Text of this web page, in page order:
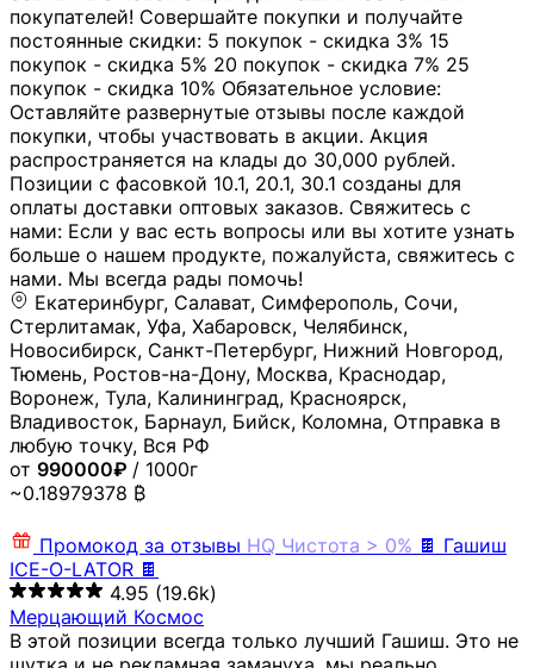
покупателей! Совершайте покупки и получайте
постоянные скидки: 5 покупок - скидка 3% 15
покупок - скидка 5% 20 покупок - скидка 7% 25
покупок - скидка 10% Обязательное условие:
Оставляйте развернутые отзывы после каждой
покупки, чтобы участвовать в акции. Акция
распространяется на клады до 30,000 рублей.
Позиции с фасовкой 10.1, 20.1, 30.1 созданы для
оплаты доставки оптовых заказов. Свяжитесь с
нами: Если у вас есть вопросы или вы хотите узнать
больше о нашем продукте, пожалуйста, свяжитесь с
нами. Мы всегда рады помочь!
Екатеринбург, Салават, Симферополь, Сочи,
Стерлитамак, Уфа, Хабаровск, Челябинск,
Новосибирск, Санкт-Петербург, Нижний Новгород,
Тюмень, Ростов-на-Дону, Москва, Краснодар,
Воронеж, Тула, Калининград, Красноярск,
Владивосток, Барнаул, Бийск, Коломна, Отправка в
любую точку, Вся РФ
от 990000₽ / 1000г
~0.18979378 ₿
Промокод за отзывы HQ Чистота > 0% 🍫 Гашиш
ICE-O-LATOR 🍫
4.95 (19.6k)
Мерцающий Космос
В этой позиции всегда только лучший Гашиш. Это не